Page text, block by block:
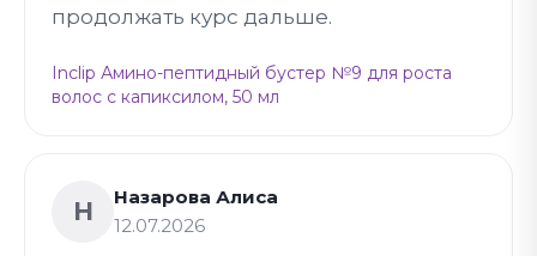
продолжать курс дальше.
Inclip Амино-пептидный бустер №9 для роста
волос с капиксилом, 50 мл
Н
Назарова Алиса
12.07.2026